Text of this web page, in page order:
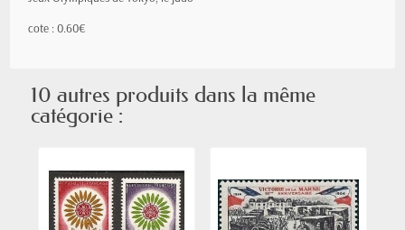
cote : 0.60€
10 autres produits dans la même
catégorie :